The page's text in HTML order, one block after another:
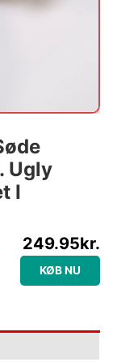
Ugly
I
249.95kr.
KØB NU